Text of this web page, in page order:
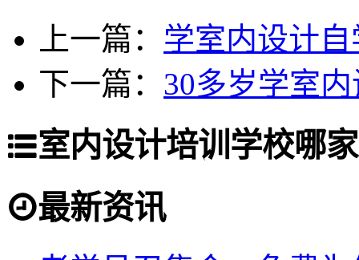
上一篇： 学室内设计
下一篇： 30多岁学室
室内设计培训学校哪
最新资讯